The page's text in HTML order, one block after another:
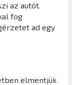
az autót.
fog
ad egy
elmentjük